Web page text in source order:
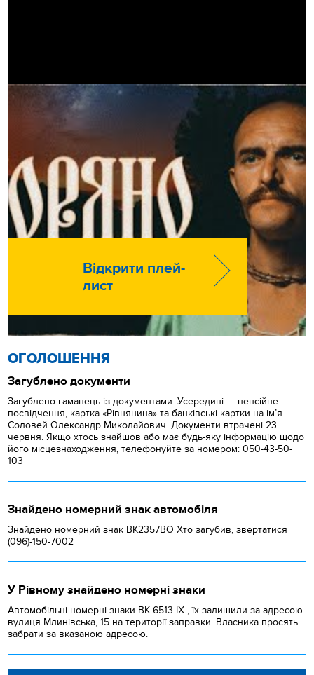
Відкрити плей-
лист
ОГОЛОШЕННЯ
Загублено документи
Загублено гаманець із документами. Усередині — пенсійне
посвідчення, картка «Рівнянина» та банківські картки на ім’я
Соловей Олександр Миколайович. Документи втрачені 23
червня. Якщо хтось знайшов або має будь-яку інформацію щодо
його місцезнаходження, телефонуйте за номером: 050-43-50-
103
Знайдено номерний знак автомобіля
Знайдено номерний знак ВК2357ВО Хто загубив, звертатися
(096)-150-7002
У Рівному знайдено номерні знаки
Автомобільні номерні знаки BK 6513 IX , їх залишили за адресою
вулиця Млинівська, 15 на території заправки. Власника просять
забрати за вказаною адресою.